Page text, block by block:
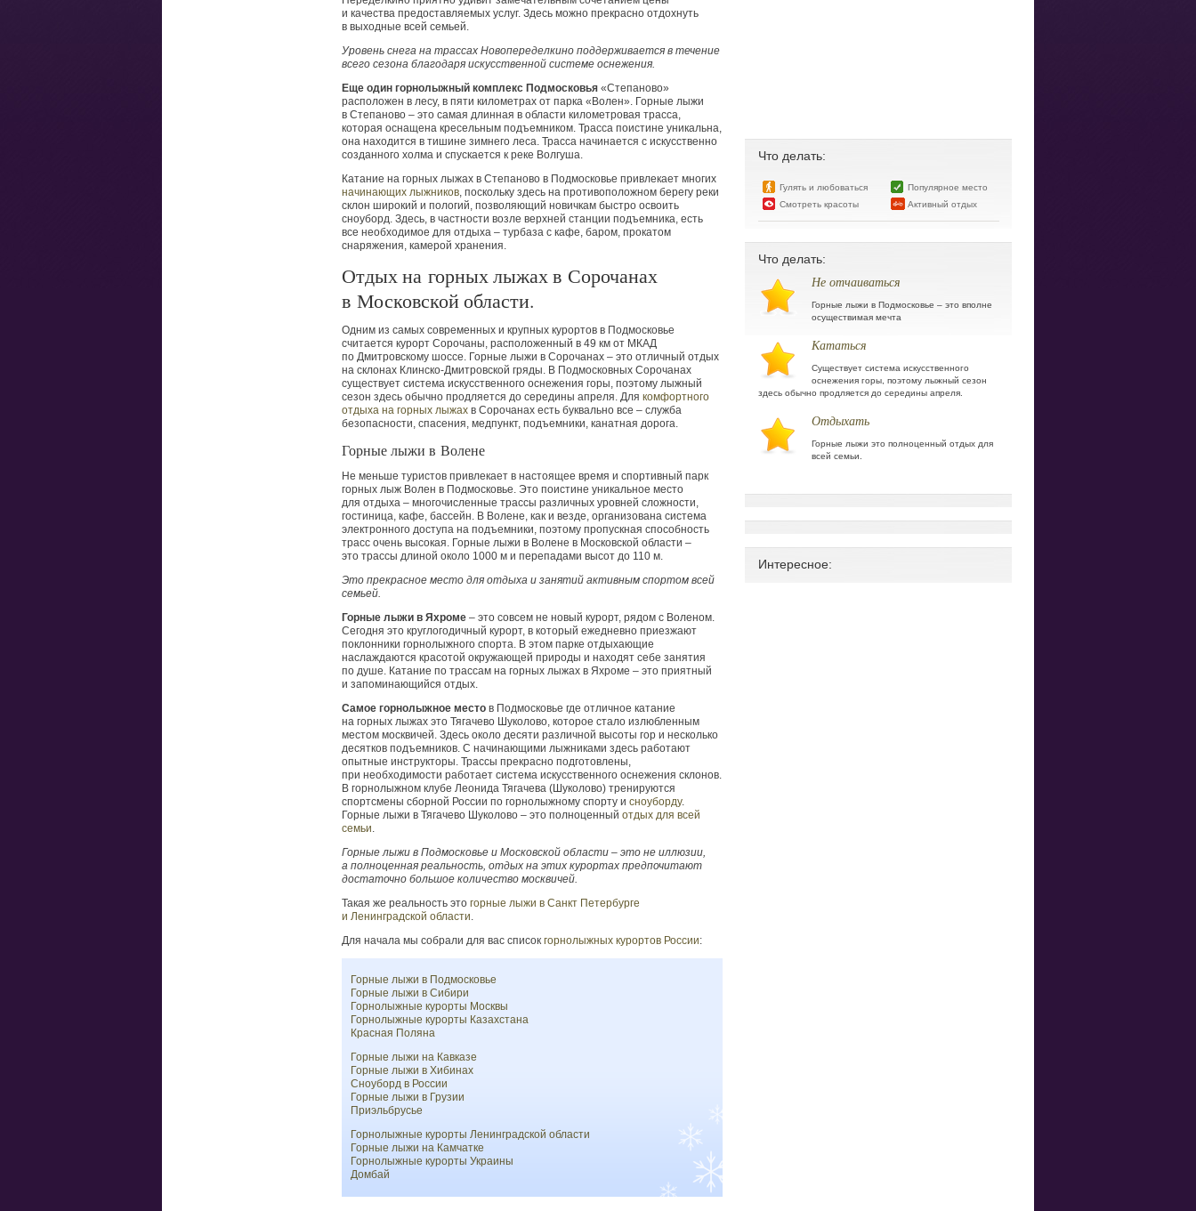
и качества предоставляемых услуг. Здесь можно прекрасно отдохнуть
в выходные всей семьей.
Уровень снега на трассах Новопеределкино поддерживается в течение
всего сезона благодаря искусственной системе оснежения.
Еще один горнолыжный комплекс Подмосковья «Степаново»
расположен в лесу, в пяти километрах от парка « Волен». Горные лыжи
в Степаново – это самая длинная в области километровая трасса,
которая оснащена кресельным подъемником. Трасса поистине уникальна,
она находится в тишине зимнего леса. Трасса начинается с искусственно
созданного холма и спускается к реке Волгуша.
Катание на горных лыжах в Степаново в Подмосковье привлекает многих
начинающих лыжников, поскольку здесь на противоположном берегу реки
склон широкий и пологий, позволяющий новичкам быстро освоить
сноуборд. Здесь, в частности возле верхней станции подъемника, есть
все необходимое для отдыха – турбаза с кафе, баром, прокатом
снаряжения, камерой хранения.
Отдых на горных лыжах в Сорочанах
в Московской области.
Одним из самых современных и крупных курортов в Подмосковье
считается курорт Сорочаны, расположенный в 49 км от МКАД
по Дмитровскому шоссе. Горные лыжи в Сорочанах – это отличный отдых
на склонах Клинско-Дмитровской гряды. В Подмосковных Сорочанах
существует система искусственного оснежения горы, поэтому лыжный
сезон здесь обычно продляется до середины апреля. Для комфортного
отдыха на горных лыжах в Сорочанах есть буквально все – служба
безопасности, спасения, медпункт, подъемники, канатная дорога.
Горные лыжи в Волене
Не меньше туристов привлекает в настоящее время и спортивный парк
горных лыж Волен в Подмосковье. Это поистине уникальное место
для отдыха – многочисленные трассы различных уровней сложности,
гостиница, кафе, бассейн. В Волене, как и везде, организована система
электронного доступа на подъемники, поэтому пропускная способность
трасс очень высокая. Горные лыжи в Волене в Московской области –
это трассы длиной около 1000 м и перепадами высот до 110 м.
Это прекрасное место для отдыха и занятий активным спортом всей
семьей.
Горные лыжи в Яхроме – это совсем не новый курорт, рядом с Воленом.
Сегодня это круглогодичный курорт, в который ежедневно приезжают
поклонники горнолыжного спорта. В этом парке отдыхающие
наслаждаются красотой окружающей природы и находят себе занятия
по душе. Катание по трассам на горных лыжах в Яхроме – это приятный
и запоминающийся отдых.
Самое горнолыжное место в Подмосковье где отличное катание
на горных лыжах это Тягачево Шуколово, которое стало излюбленным
местом москвичей. Здесь около десяти различной высоты гор и несколько
десятков подъемников. С начинающими лыжниками здесь работают
опытные инструкторы. Трассы прекрасно подготовлены,
при необходимости работает система искусственного оснежения склонов.
В горнолыжном клубе Леонида Тягачева (Шуколово) тренируются
спортсмены сборной России по горнолыжному спорту и сноуборду.
Горные лыжи в Тягачево Шуколово – это полноценный отдых для всей
семьи.
Горные лыжи в Подмосковье и Московской области – это не иллюзии,
а полноценная реальность, отдых на этих курортах предпочитают
достаточно большое количество москвичей.
Такая же реальность это горные лыжи в Санкт Петербурге
и Ленинградской области.
Для начала мы собрали для вас список горнолыжных курортов России:
Горные лыжи в Подмосковье
Горные лыжи в Сибири
Горнолыжные курорты Москвы
Горнолыжные курорты Казахстана
Красная Поляна
Горные лыжи на Кавказе
Горные лыжи в Хибинах
Сноуборд в России
Горные лыжи в Грузии
Приэльбрусье
Горнолыжные курорты Ленинградской области
Горные лыжи на Камчатке
Горнолыжные курорты Украины
Домбай
Что делать:
Гулять и любоваться
Популярное место
Смотреть красоты
Активный отдых
Что делать:
Не отчаиваться
Горные лыжи в Подмосковье – это вполне
осуществимая мечта
Кататься
Существует система искусственного
оснежения горы, поэтому лыжный сезон
здесь обычно продляется до середины апреля.
Отдыхать
Горные лыжи это полноценный отдых для
всей семьи.
Интересное: